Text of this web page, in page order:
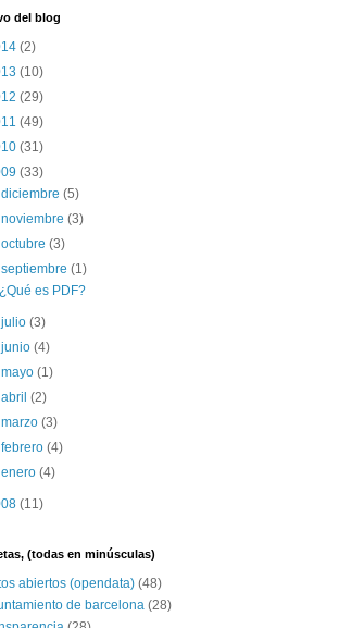
del blog
(2)
(10)
(29)
(49)
(31)
(33)
diciembre(5)
noviembre(3)
octubre(3)
septiembre(1)
¿Qué es PDF?
julio(3)
junio(4)
mayo(1)
abril(2)
marzo(3)
febrero(4)
enero(4)
(11)
(todas en minúsculas)
abiertos (opendata) (48)
de barcelona (28)